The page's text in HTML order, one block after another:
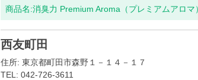
商品名:消臭力 Premium Aroma（プレミアムアロ
西友町田
住所: 東京都町田市森野１－１４－１７
TEL: 042-726-3611